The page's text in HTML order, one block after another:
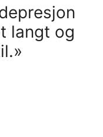
langt og